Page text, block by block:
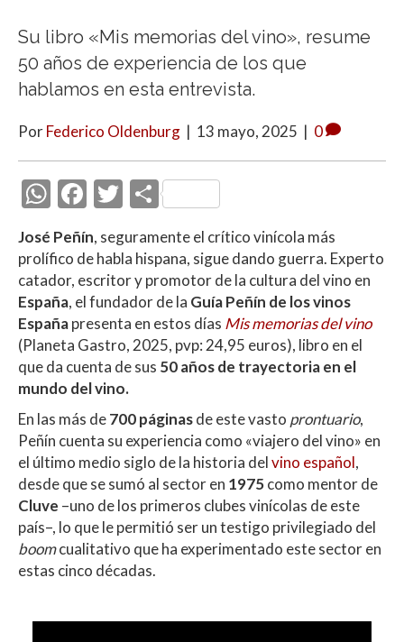
Su libro «Mis memorias del vino», resume
50 años de experiencia de los que
hablamos en esta entrevista.
PorFederico Oldenburg | 13 mayo, 2025 | 0
W
h
at
s
A
p
p
F
e
b
o
o
k
T
itt
er
C
m
p
ar
ti
r
José Peñín, seguramente el crítico vinícola más
prolífico de habla hispana, sigue dando guerra. Experto
catador, escritor y promotor de la cultura del vino en
España, el fundador de la Guía Peñín de los vinos
Españapresenta en estos días Mis memorias del vino
(Planeta Gastro, 2025, pvp: 24,95 euros), libro en el
que da cuenta de sus 50 años de trayectoria en el
mundo del vino.
En las más de700 páginasde este vasto prontuario,
Peñín cuenta su experiencia como «viajero del vino» en
el último medio siglo de la historia delvino español,
desde que se sumó al sector en 1975como mentor de
Cluve –uno de los primeros clubes vinícolas de este
país–, lo que le permitió ser un testigo privilegiado del
boomcualitativo que ha experimentado este sector en
estas cinco décadas.